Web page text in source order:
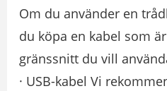
Om du använder en
du köpa en kabel som
gränssnitt du vill
· USB-kabel Vi